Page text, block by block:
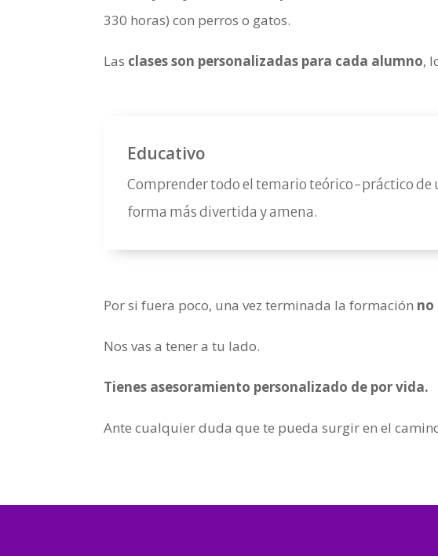
330 horas) con perros o gatos.
Las clases son personalizadas para cada alumno,
Educativo
Comprender todo el temario teórico-práctico de
forma más divertida y amena.
Por si fuera poco, una vez terminada la formación no
Nos vas a tener a tu lado.
Tienes asesoramiento personalizado de por vida.
Ante cualquier duda que te pueda surgir en el